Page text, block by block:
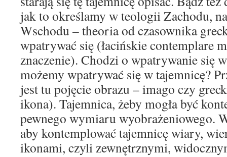
jak to określamy w teologii Zachodu,
Wschodu – theoria od czasownika
wpatrywać się (łacińskie contemplare
znaczenie). Chodzi o wpatrywanie się
możemy wpatrywać się w tajemnicę?
jest tu pojęcie obrazu – imago czy
ikona). Tajemnica, żeby mogła być
pewnego wymiaru wyobrażeniowego.
aby kontemplować tajemnicę wiary,
ikonami, czyli zewnętrznymi,